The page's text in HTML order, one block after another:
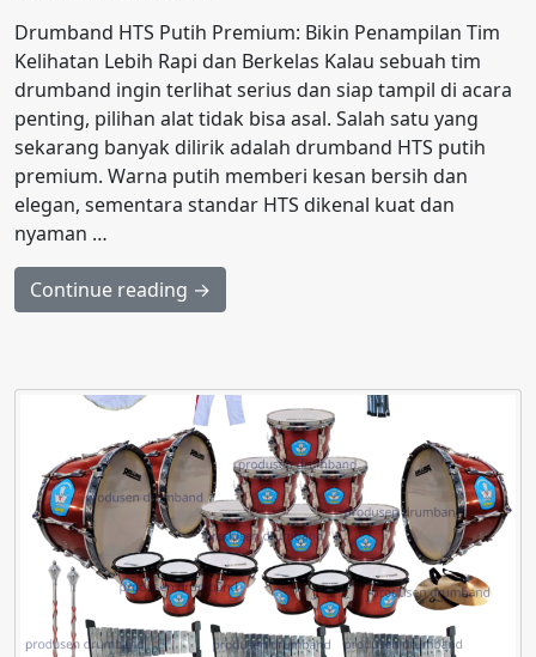
Drumband HTS Putih Premium: Bikin Penampilan Tim
Kelihatan Lebih Rapi dan Berkelas Kalau sebuah tim
drumband ingin terlihat serius dan siap tampil di acara
penting, pilihan alat tidak bisa asal. Salah satu yang
sekarang banyak dilirik adalah drumband HTS putih
premium. Warna putih memberi kesan bersih dan
elegan, sementara standar HTS dikenal kuat dan
nyaman …
Continue reading →